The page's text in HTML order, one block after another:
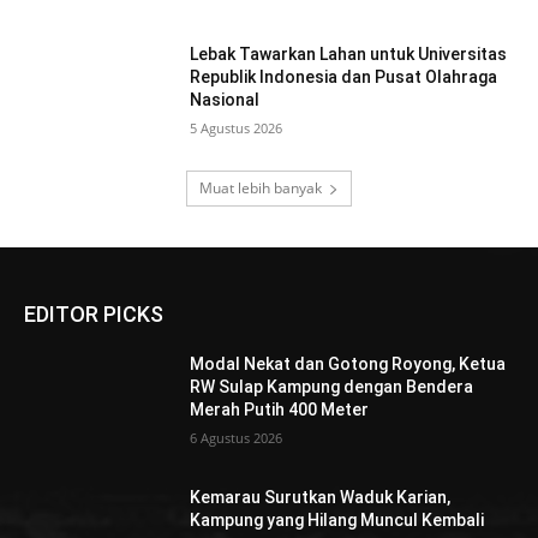
Lebak Tawarkan Lahan untuk Universitas
Republik Indonesia dan Pusat Olahraga
Nasional
5 Agustus 2026
Muat lebih banyak
EDITOR PICKS
Modal Nekat dan Gotong Royong, Ketua
RW Sulap Kampung dengan Bendera
Merah Putih 400 Meter
6 Agustus 2026
Kemarau Surutkan Waduk Karian,
Kampung yang Hilang Muncul Kembali